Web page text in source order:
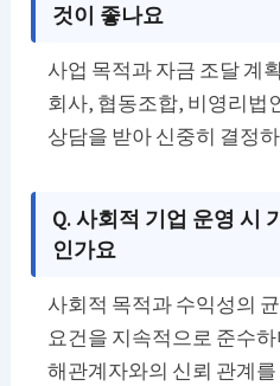
것이 좋나요
사업 목적과 자금 조달 계
회사, 협동조합, 비영리법
상담을 받아 신중히 결정
Q. 사회적 기업 운영 시
인가요
사회적 목적과 수익성의
요건을 지속적으로 준수
해관계자와의 신뢰 관계